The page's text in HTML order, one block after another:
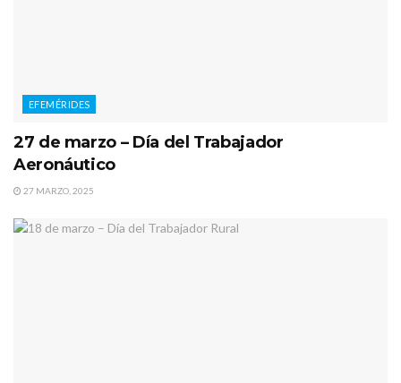
EFEMÉRIDES
27 de marzo – Día del Trabajador
Aeronáutico
27 MARZO, 2025